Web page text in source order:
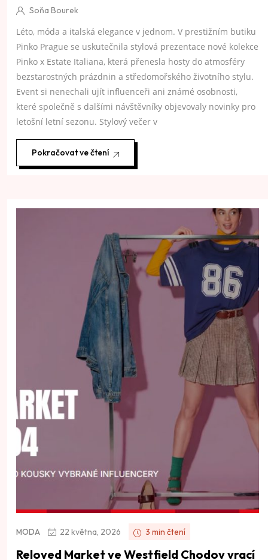
Soňa Bourek
Léto, móda a italská elegance v jednom. V prestižním butiku
Pinko Prague se uskutečnila stylová prezentace nové kolekce
Pinko x Estate Italiana, která přenesla hosty do atmosféry
bezstarostných prázdnin a středomořského životního stylu.
Event si nenechali ujít influenceři ani známé osobnosti,
které společně s dalšími návštěvníky objevovaly novinky pro
letošní letní sezonu. Stylový večer v
Pokračovat ve čtení
MODA 22 května, 2026 3 min čtení
Reloved Market ve Westfield Chodov vrací